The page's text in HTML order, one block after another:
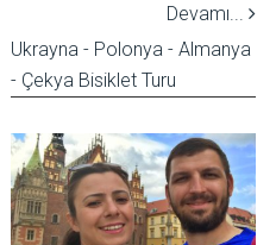
Devamı...
Ukrayna - Polonya - Almanya
- Çekya Bisiklet Turu